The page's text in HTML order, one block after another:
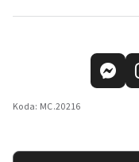
Koda: MC.20216